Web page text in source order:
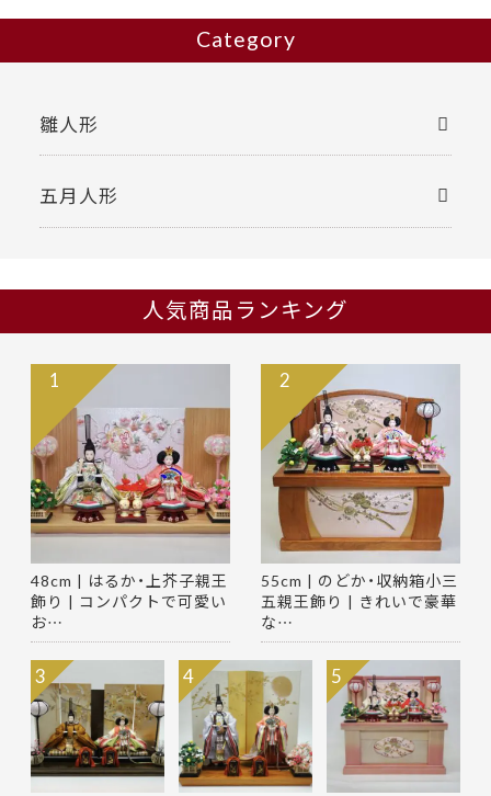
Category
雛人形
五月人形
人気商品ランキング
48cm | はるか・上芥子親王
飾り | コンパクトで可愛い
お…
1
55cm | のどか・収納箱小三
五親王飾り | きれいで豪華
な…
2
3 4 5